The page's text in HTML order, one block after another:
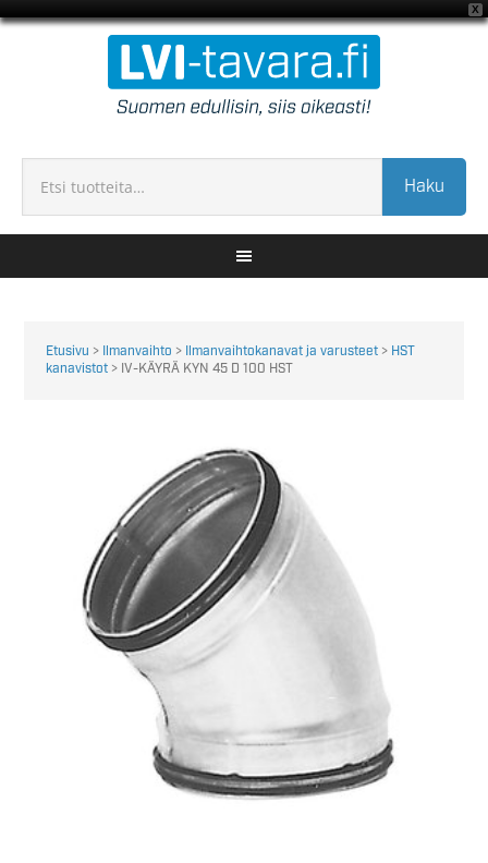
X
Haku
Etusivu > Ilmanvaihto > Ilmanvaihtokanavat ja varusteet > HST
kanavistot > IV-KÄYRÄ KYN 45 D 100 HST